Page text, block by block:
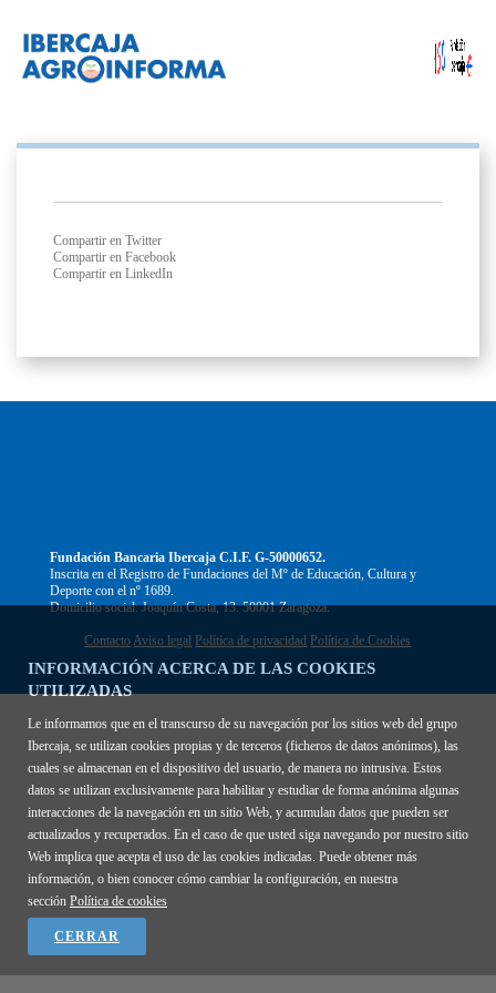
INFORMACIÓN ACERCA DE LAS COOKIES
UTILIZADAS
Le informamos que en el transcurso de su navegación por los sitios web del grupo
Ibercaja, se utilizan cookies propias y de terceros (ficheros de datos anónimos), las
cuales se almacenan en el dispositivo del usuario, de manera no intrusiva. Estos
datos se utilizan exclusivamente para habilitar y estudiar de forma anónima algunas
interacciones de la navegación en un sitio Web, y acumulan datos que pueden ser
actualizados y recuperados. En el caso de que usted siga navegando por nuestro sitio
Web implica que acepta el uso de las cookies indicadas. Puede obtener más
información, o bien conocer cómo cambiar la configuración, en nuestra
sección Política de cookies
CERRAR
Compartir en Twitter
Compartir en Facebook
Compartir en LinkedIn
Fundación Bancaria Ibercaja C.I.F. G-50000652.
Inscrita en el Registro de Fundaciones del Mº de Educación, Cultura y
Deporte con el nº 1689.
Domicilio social: Joaquín Costa, 13. 50001 Zaragoza.
Contacto Aviso legal Política de privacidad Política de Cookies